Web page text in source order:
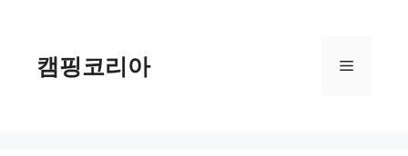
캠핑코리아 메